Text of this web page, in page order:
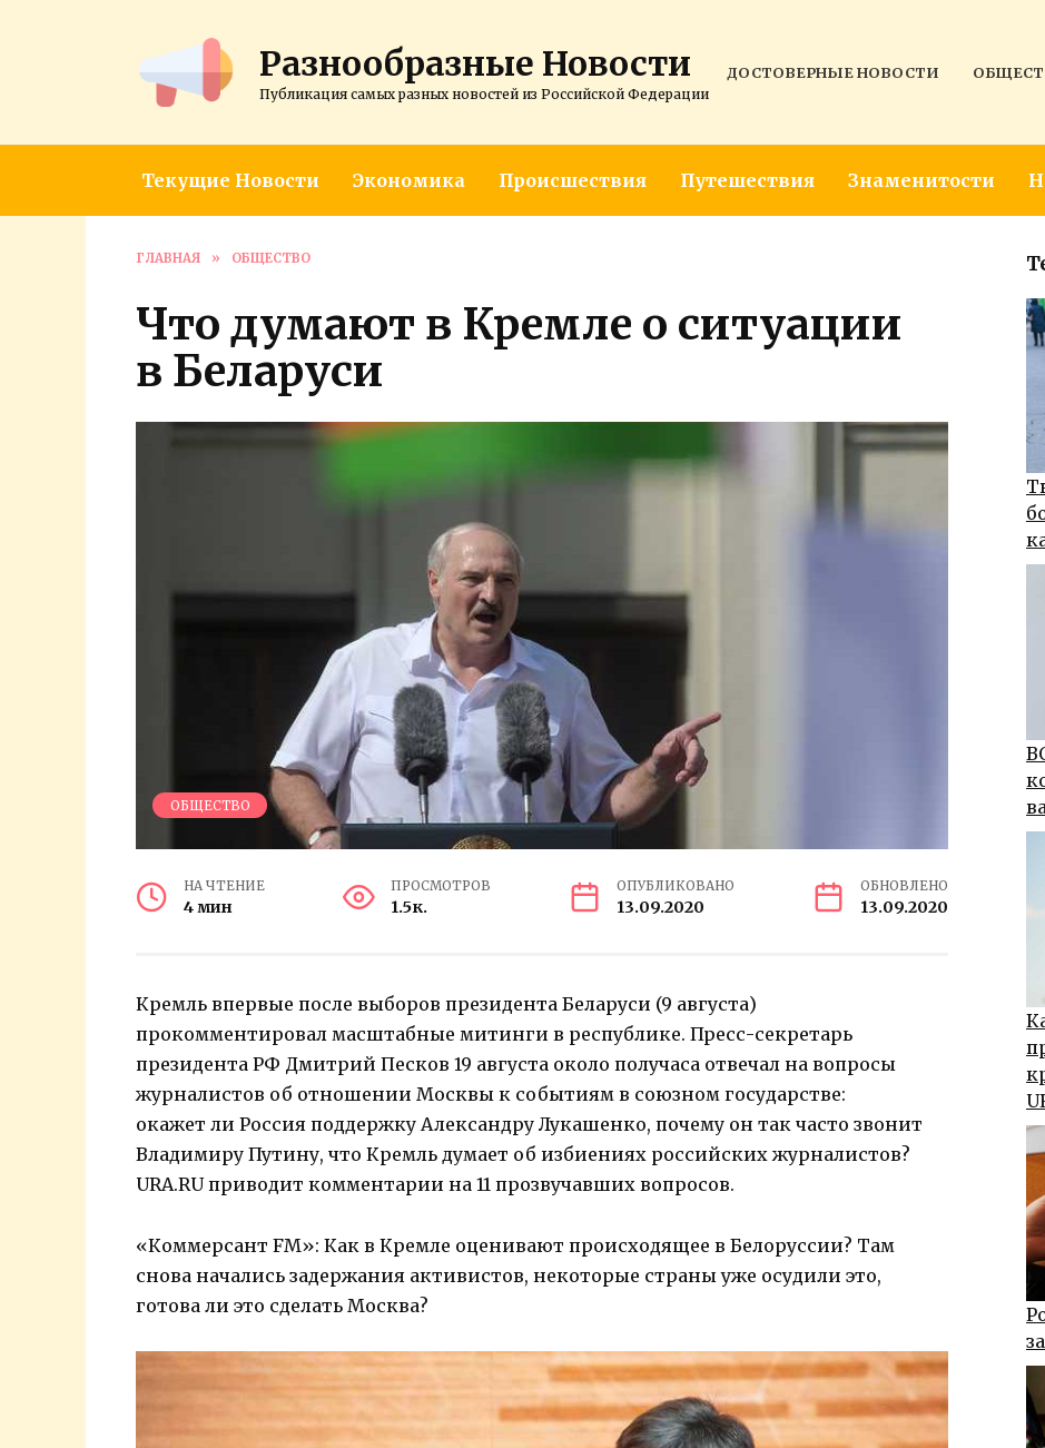
Разнообразные Новости
Публикация самых разных новостей из Российской Федерации
ДОСТОВЕРНЫЕ НОВОСТИ
Текущие Новости Экономика Происшествия Путешествия Знаменитости
ГЛАВНАЯ » ОБЩЕСТВО
Что думают в Кремле о ситуации
в Беларуси
ОБЩЕСТВО
НА ЧТЕНИЕ
4 мин
ПРОСМОТРОВ
1.5к.
ОПУБЛИКОВАНО
13.09.2020
ОБНОВЛЕНО
13.09.2020
Кремль впервые после выборов президента Беларуси (9 августа)
прокомментировал масштабные митинги в республике. Пресс-секретарь
президента РФ Дмитрий Песков 19 августа около получаса отвечал на вопросы
журналистов об отношении Москвы к событиям в союзном государстве:
окажет ли Россия поддержку Александру Лукашенко, почему он так часто звонит
Владимиру Путину, что Кремль думает об избиениях российских журналистов?
URA.RU приводит комментарии на 11 прозвучавших вопросов.
«Коммерсант FM»: Как в Кремле оценивают происходящее в Белоруссии? Там
снова начались задержания активистов, некоторые страны уже осудили это,
готова ли это сделать Москва?